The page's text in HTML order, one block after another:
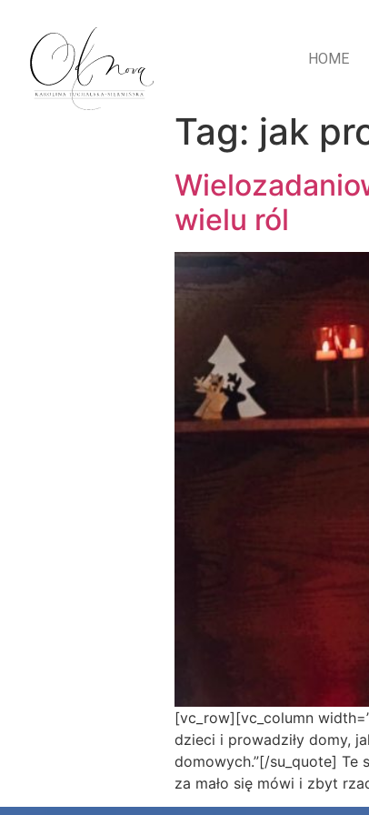
HOME
Tag: jak
wielu ról
[vc_row][vc_column
dzieci i prowadziły domy,
domowych.”[/su_quote] Te
za mało się mówi i zbyt